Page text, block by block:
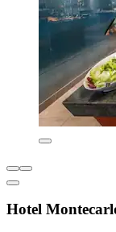
Hotel